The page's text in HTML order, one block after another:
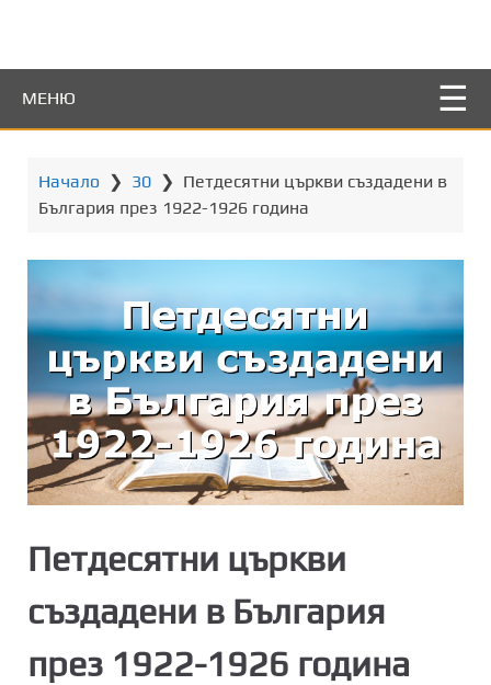
е
МЕНЮ
Начало ❯ 30 ❯ Петдесятни църкви създадени в
България през 1922-1926 година
Петдесятни църкви
създадени в България
през 1922-1926 година